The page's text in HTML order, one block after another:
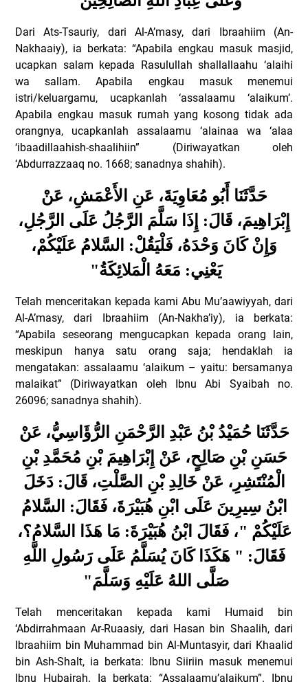
Dari Ats-Tsauriy, dari Al-A’masy, dari Ibraahiim (An-
Nakhaaiy), ia berkata: “Apabila engkau masuk masjid,
ucapkan salam kepada Rasulullah shallallaahu ‘alaihi
wa sallam. Apabila engkau masuk menemui
istri/keluargamu, ucapkanlah ‘assalaamu ‘alaikum’.
Apabila engkau masuk rumah yang kosong tidak ada
orangnya, ucapkanlah assalaamu ‘alainaa wa ‘alaa
‘ibaadillaahish-shaalihiin” (Diriwayatkan oleh
‘Abdurrazzaaq no. 1668; sanadnya shahih).
حَدَّثَنَا أَبُو مُعَاوِيَةَ، عَنِ الأَعْمَشِ، عَنْ
إِبْرَاهِيمَ، قَالَ: إِذَا سَلَّمَ الرَّجُلُ عَلَى الرَّجُلِ،
وَإِنْ كَانَ وَحْدَهُ، فَلْيَقُلْ: السَّلامُ عَلَيْكُمْ،
يَعْنِي: مَعَهُ الْمَلائِكَةُ"
Telah menceritakan kepada kami Abu Mu’aawiyyah, dari
Al-A’masy, dari Ibraahiim (An-Nakha’iy), ia berkata:
“Apabila seseorang mengucapkan kepada orang lain,
meskipun hanya satu orang saja; hendaklah ia
mengatakan: assalaamu ‘alaikum – yaitu: bersamanya
malaikat” (Diriwayatkan oleh Ibnu Abi Syaibah no.
26096; sanadnya shahih).
حَدَّثَنَا حُمَيْدُ بْنُ عَبْدِ الرَّحْمَنِ الرُّؤَاسِيُّ، عَنْ
حَسَنِ بْنِ صَالِحٍ، عَنْ إِبْرَاهِيمَ بْنِ مُحَمَّدِ بْنِ
الْمُنْتَشِرِ، عَنْ خَالِدِ بْنِ الصَّلْتِ، قَالَ: دَخَلَ
ابْنُ سِيرِينَ عَلَى ابْنِ هُبَيْرَةَ، فَقَالَ: السَّلامُ
عَلَيْكُمْ "، فَقَالَ ابْنُ هُبَيْرَةَ: مَا هَذَا السَّلامُ؟،
فَقَالَ: " هَكَذَا كَانَ يُسَلَّمُ عَلَى رَسُولِ اللَّهِ
صَلَّى اللهُ عَلَيْهِ وَسَلَّمَ"
Telah menceritakan kepada kami Humaid bin
‘Abdirrahmaan Ar-Ruaasiy, dari Hasan bin Shaalih, dari
Ibraahiim bin Muhammad bin Al-Muntasyir, dari Khaalid
bin Ash-Shalt, ia berkata: Ibnu Siiriin masuk menemui
Ibnu Hubairah. Ia berkata: “Assalaamu’alaikum”. Ibnu